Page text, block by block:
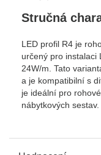
Stručná
LED profil R4 je
určený pro instalaci
24W/m. Tato
a je kompatibilní s
je ideální pro
nábytkových sestav.